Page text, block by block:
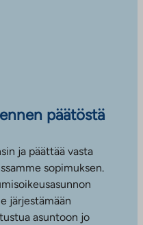
päätöstä
ja päättää vasta
sopimuksen.
järjestämään
asuntoon jo